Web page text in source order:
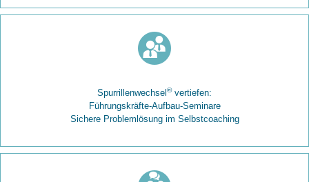
Spurrillenwechsel ®vertiefen:
Führungskräfte-Aufbau-Seminare
Sichere Problemlösung im Selbstcoaching